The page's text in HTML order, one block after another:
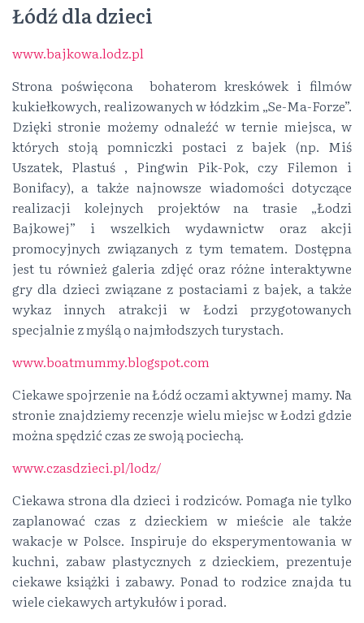
Łódź dla dzieci
www.bajkowa.lodz.pl
Strona poświęcona bohaterom kreskówek i filmów
kukiełkowych, realizowanych w łódzkim „Se-Ma-Forze”.
Dzięki stronie możemy odnaleźć w ternie miejsca, w
których stoją pomniczki postaci z bajek (np. Miś
Uszatek, Plastuś , Pingwin Pik-Pok, czy Filemon i
Bonifacy), a także najnowsze wiadomości dotyczące
realizacji kolejnych projektów na trasie „Łodzi
Bajkowej” i wszelkich wydawnictw oraz akcji
promocyjnych związanych z tym tematem. Dostępna
jest tu również galeria zdjęć oraz różne interaktywne
gry dla dzieci związane z postaciami z bajek, a także
wykaz innych atrakcji w Łodzi przygotowanych
specjalnie z myślą o najmłodszych turystach.
www.boatmummy.blogspot.com
Ciekawe spojrzenie na Łódź oczami aktywnej mamy. Na
stronie znajdziemy recenzje wielu miejsc w Łodzi gdzie
można spędzić czas ze swoją pociechą.
www.czasdzieci.pl/lodz/
Ciekawa strona dla dzieci i rodziców. Pomaga nie tylko
zaplanować czas z dzieckiem w mieście ale także
wakacje w Polsce. Inspiruje do eksperymentowania w
kuchni, zabaw plastycznych z dzieckiem, prezentuje
ciekawe książki i zabawy. Ponad to rodzice znajda tu
wiele ciekawych artykułów i porad.